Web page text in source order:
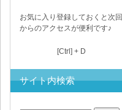
お気に入り登録しておくと次回
からのアクセスが便利です♪
[Ctrl] + D
サイト内検索